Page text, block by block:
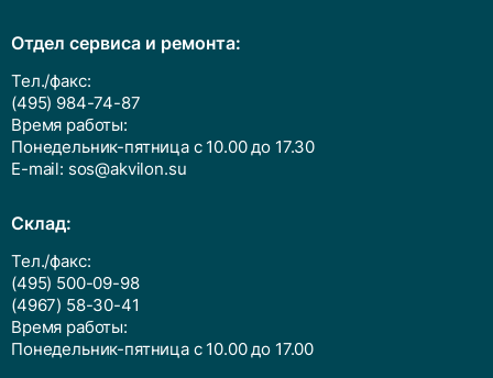
Отдел сервиса и ремонта:
Тел./факс:
(495) 984-74-87
Время работы:
Понедельник-пятница с 10.00 до 17.30
E-mail: sos@akvilon.su
Cклад:
Тел./факс:
(495) 500-09-98
(4967) 58-30-41
Время работы:
Понедельник-пятница с 10.00 до 17.00